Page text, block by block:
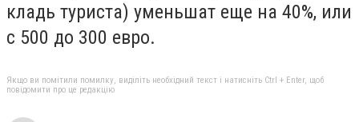
кладь туриста) уменьшат еще на 40%, или
с 500 до 300 евро.
Якщо ви помітили помилку, виділіть необхідний текст і натисніть Ctrl + Enter, щоб
повідомити про це редакцію